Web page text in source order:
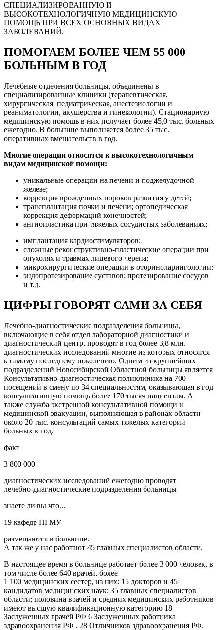
СПЕЦИАЛИЗИРОВАННУЮ И
ВЫСОКОТЕХНОЛОГИЧНУЮ МЕДИЦИНСКУЮ
ПОМОЩЬ ПРИ ВСЕХ ОСНОВНЫХ ВИДАХ
ЗАБОЛЕВАНИЙ.
ПОМОГАЕМ БОЛЕЕ ЧЕМ 55 000
БОЛЬНЫМ В ГОД
Лечебные отделения больницы, объединены в
специализированные клиники (терапевтическая,
хирургическая, педиатрическая, анестезиологии и
реаниматологии, акушерства и гинекологии). Стационарную
медицинскую помощь в них получает более 45,0 тыс. больных
ежегодно. В больнице выполняется более 35 тыс.
оперативных вмешательств в год.
Многие операции относятся к высокотехнологичным
видам медицинской помощи:
уникальные операции на печени и поджелудочной
железе;
коррекция врожденных пороков развития у детей;
трансплантация почки и печени; ортопедическая
коррекция деформаций конечностей;
ангиопластика при тяжелых сосудистых заболеваниях;
имплантация кардиостимуляторов;
сложные реконструктивно-пластические операции при
опухолях и травмах лицевого черепа;
микрохирургические операции в оториноларингологии;
эндопротезирование суставов; протезирование сосудов
и т.д.
ЦИФРЫ ГОВОРЯТ САМИ ЗА СЕБЯ
Лечебно-диагностические подразделения больницы,
включающие в себя отдел лабораторной диагностики и
диагностический центр, проводят в год более 3,8 млн.
диагностических исследований многие из которых относятся
к самому последнему поколению. Одним из крупнейших
подразделений Новосибирской Областной больницы является
Консультативно-диагностическая поликлиника на 700
посещений в смену по 34 специальностям, оказывающая в год
консультативную помощь более 170 тысяч пациентам. А
также служба экстренной консультативной помощи и
медицинской эвакуации, выполняющая в районах области
около 20 тыс. консультаций самых тяжелых категорий
больных в год.
факт
3 800 000
диагностических исследований ежегодно проводят
лечебно-диагностические подразделения больницы
знаете ли вы что...
19 кафедр НГМУ
размещаются в больнице.
А так же у нас работают 45 главных специалистов области.
В настоящее время в больнице работает более 3 000 человек, в
том числе более 640 врачей, более
1 100 медицинских сестер, из них: 15 докторов и 45
кандидатов медицинских наук; 35 главных специалистов
области; половина врачей и средних медицинских работников
имеют высшую квалификационную категорию 18
Заслуженных врачей РФ 6 Заслуженных работника
здравоохранения РФ . 28 Отличников здравоохранения РФ.